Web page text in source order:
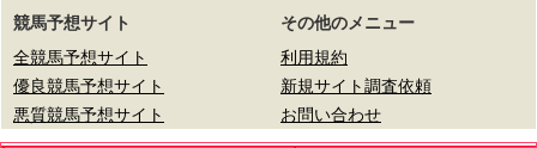
競馬予想サイト
全競馬予想サイト
優良競馬予想サイト
悪質競馬予想サイト
その他のメニュー
利用規約
新規サイト調査依頼
お問い合わせ